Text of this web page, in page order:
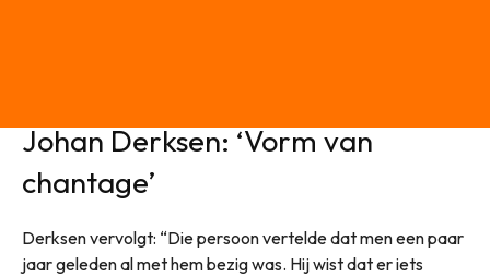
Johan Derksen: ‘Vorm van
chantage’
Derksen vervolgt: “Die persoon vertelde dat men een paar
jaar geleden al met hem bezig was. Hij wist dat er iets